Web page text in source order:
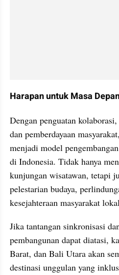
Harapan untuk Masa
Dengan penguatan
dan pemberdayaan
menjadi model
di Indonesia. Tidak hanya
kunjungan wisatawan, tetapi
pelestarian budaya,
kesejahteraan masyarakat
Jika tantangan sinkronisasi
pembangunan dapat diatasi,
Barat, dan Bali Utara akan
destinasi unggulan yang